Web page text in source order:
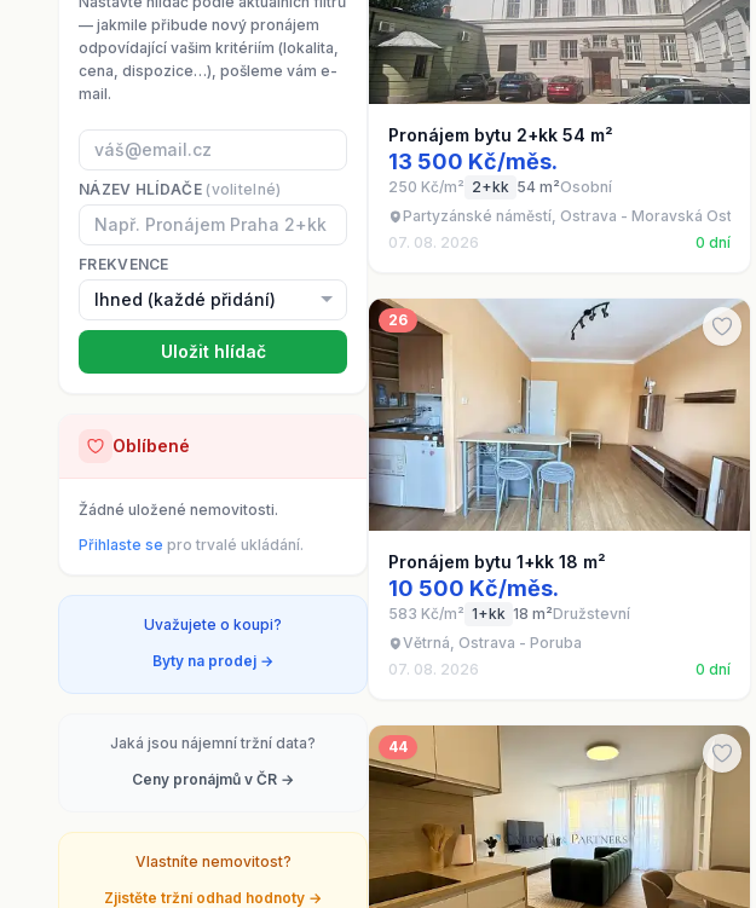
— jakmile přibude nový pronájem
odpovídající vašim kritériím (lokalita,
cena, dispozice…), pošleme vám e-
mail.
NÁZEV HLÍDAČE (volitelné)
FREKVENCE
Uložit hlídač
Oblíbené
Žádné uložené nemovitosti.
Přihlaste se pro trvalé ukládání.
Uvažujete o koupi?
Byty na prodej →
Jaká jsou nájemní tržní data?
Ceny pronájmů v ČR →
Vlastníte nemovitost?
Zjistěte tržní odhad hodnoty →
Pronájem bytu 2+kk 54 m²
13 500 Kč/měs.
250 Kč/m² 2+kk 54 m²Osobní
Partyzánské náměstí, Ostrava - Moravská Ostrava
07. 08. 2026
0 dní
26
Pronájem bytu 1+kk 18 m²
10 500 Kč/měs.
583 Kč/m² 1+kk 18 m²Družstevní
Větrná, Ostrava - Poruba
07. 08. 2026
0 dní
44